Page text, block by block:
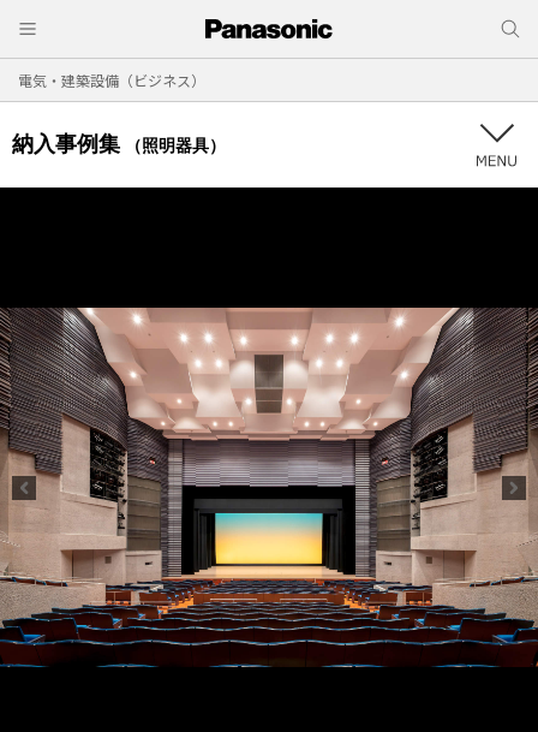
電気・建築設備（ビジネス）
納入事例集 （照明器具）